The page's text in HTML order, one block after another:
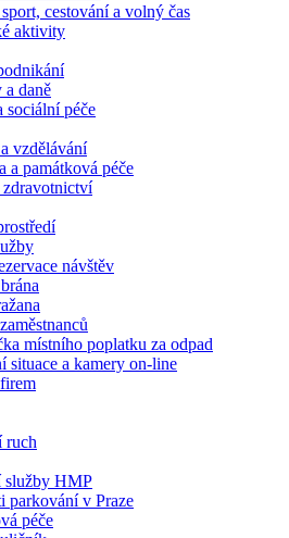
cestování a volný čas
aktivity
a daně
sociální péče
vzdělávání
a památková péče
zdravotnictví
návštěv
místního poplatku za odpad
situace a kamery on-line
ruch
služby HMP
parkování v Praze
péče